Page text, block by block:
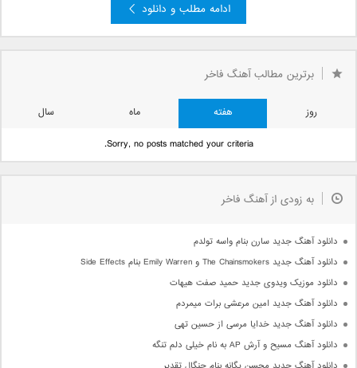
ادامه مطلب و دانلود
برترین مطالب آهنگ فاخر
روز هفته ماه
سال
Sorry, no posts matched your criteria.
به زودی از آهنگ فاخر
دانلود آهنگ جدید سارن بنام واسه تولدم
دانلود آهنگ جدید The Chainsmokers و Emily Warren بنام Side Effects
دانلود موزیک ویدوی جدید حمید صفت هیهات
دانلود آهنگ جدید امین مرعشی برات میمردم
دانلود آهنگ جدید خدایا مرسی از حسین تهی
دانلود آهنگ مسیح و آرش AP به نام خیلی دلم تنگه